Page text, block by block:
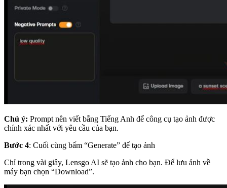
Chú ý: Prompt nên viết bằng Tiếng Anh để công cụ tạo ảnh được
chính xác nhất với yêu cầu của bạn.
Bước 4: Cuối cùng bấm “Generate” để tạo ảnh
Chỉ trong vài giây, Lensgo AI sẽ tạo ảnh cho bạn. Để lưu ảnh về
máy bạn chọn “Download”.